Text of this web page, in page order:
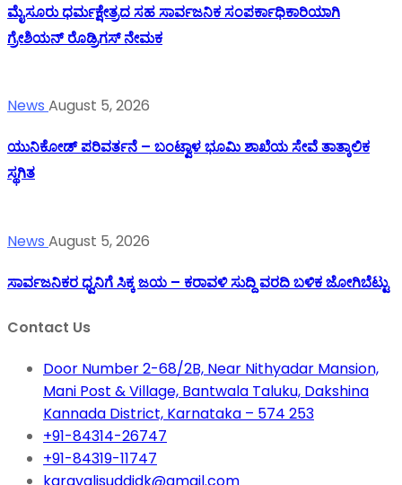
ಮೈಸೂರು ಧರ್ಮಕ್ಷೇತ್ರದ ಸಹ ಸಾರ್ವಜನಿಕ ಸಂಪರ್ಕಾಧಿಕಾರಿಯಾಗಿ
ಗ್ರೇಶಿಯನ್ ರೊಡ್ರಿಗಸ್ ನೇಮಕ
News August 5, 2026
ಯುನಿಕೋಡ್ ಪರಿವರ್ತನೆ – ಬಂಟ್ವಾಳ ಭೂಮಿ ಶಾಖೆಯ ಸೇವೆ ತಾತ್ಕಾಲಿಕ
ಸ್ಥಗಿತ
News August 5, 2026
ಸಾರ್ವಜನಿಕರ ಧ್ವನಿಗೆ ಸಿಕ್ಕ ಜಯ – ಕರಾವಳಿ ಸುದ್ದಿ ವರದಿ ಬಳಿಕ ಜೋಗಿಬೆಟ್ಟು
Contact Us
Door Number 2-68/2B, Near Nithyadar Mansion,
Mani Post & Village, Bantwala Taluku, Dakshina
Kannada District, Karnataka – 574 253
+91-84314-26747
+91-84319-11747